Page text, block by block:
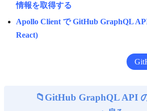
情報を取得する
Apollo Client で GitHub GraphQL
React)
GitHub GraphQL API